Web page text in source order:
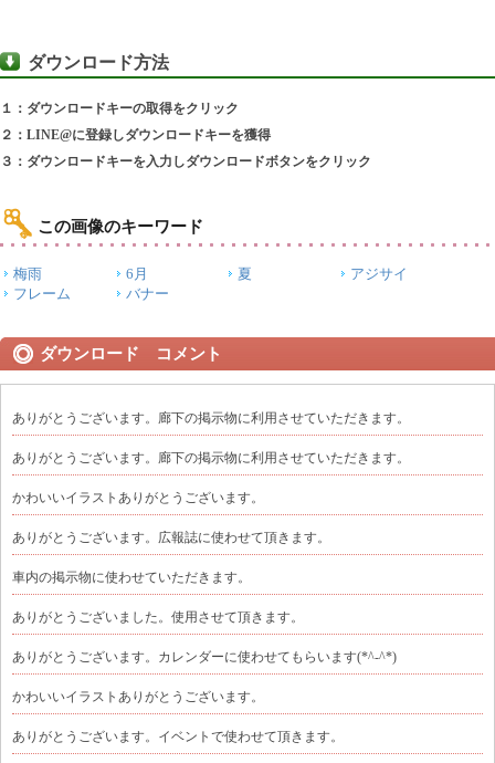
ダウンロード方法
１：ダウンロードキーの取得をクリック
２：LINE@に登録しダウンロードキーを獲得
３：ダウンロードキーを入力しダウンロードボタンをクリック
この画像のキーワード
梅雨 6月 夏
アジサイ
フレーム
バナー
ダウンロード コメント
ありがとうございます。廊下の掲示物に利用させていただきます。
ありがとうございます。廊下の掲示物に利用させていただきます。
かわいいイラストありがとうございます。
ありがとうございます。広報誌に使わせて頂きます。
車内の掲示物に使わせていただきます。
ありがとうございました。使用させて頂きます。
ありがとうございます。カレンダーに使わせてもらいます(*^-^*)
かわいいイラストありがとうございます。
ありがとうございます。イベントで使わせて頂きます。